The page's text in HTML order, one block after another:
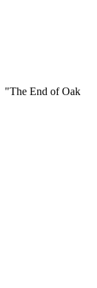
"The End of Oak